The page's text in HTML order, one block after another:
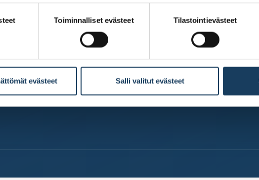
Toiminnalliset evästeet Tilastointievästeet
evästeet Salli valitut evästeet
-laskuri
Toimitusjohtajat lavalla
Esittelyssä yhtiö joka
kuukausi
Miten yhtiö listautuu
pörssiin?
Paljonko
on?
Valtion